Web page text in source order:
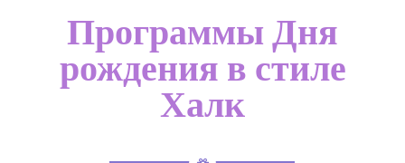
Программы Дня
рождения в стиле
Халк